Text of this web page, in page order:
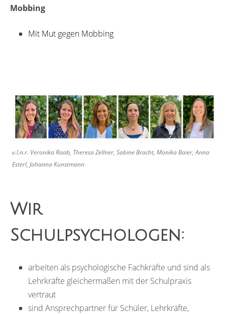
Mobbing
Mit Mut gegen Mobbing
v.l.n.r. Veronika Raab, Theresa Zellner, Sabine Bracht, Monika Baier, Anna
Esterl, Johanna Kunstmann
Wir
Schulpsychologen:
arbeiten als psychologische Fachkräfte und sind als
Lehrkräfte gleichermaßen mit der Schulpraxis
vertraut
sind Ansprechpartner für Schüler, Lehrkräfte,